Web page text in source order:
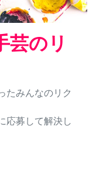
芸のリ
たみんなのリク
応募して解決し